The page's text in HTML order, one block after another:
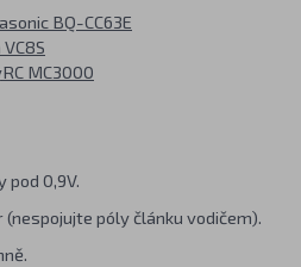
BQ-CC63E
MC3000
0,9V.
póly článku vodičem).